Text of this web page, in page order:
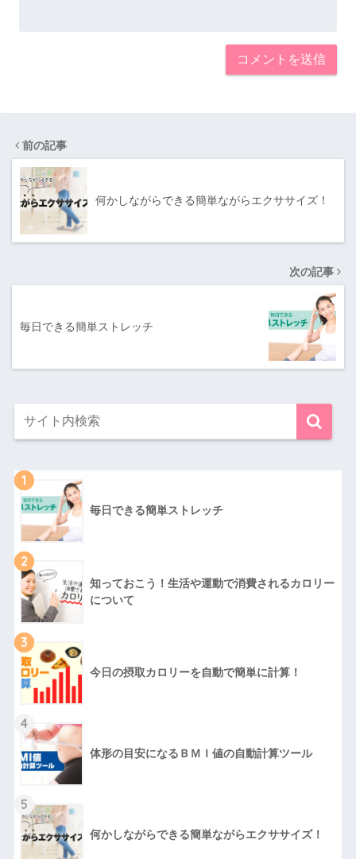
前の記事
何かしながらできる簡単ながらエクササイズ！
次の記事
毎日できる簡単ストレッチ
1
毎日できる簡単ストレッチ
2
知っておこう！生活や運動で消費されるカロリー
について
3
今日の摂取カロリーを自動で簡単に計算！
4
体形の目安になるＢＭＩ値の自動計算ツール
5
何かしながらできる簡単ながらエクササイズ！